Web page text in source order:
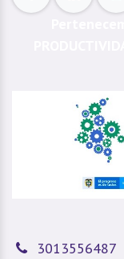
3013556487